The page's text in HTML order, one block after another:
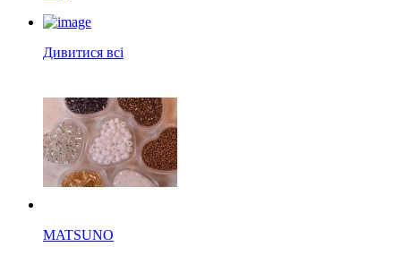
Дивитися всі
MATSUNO